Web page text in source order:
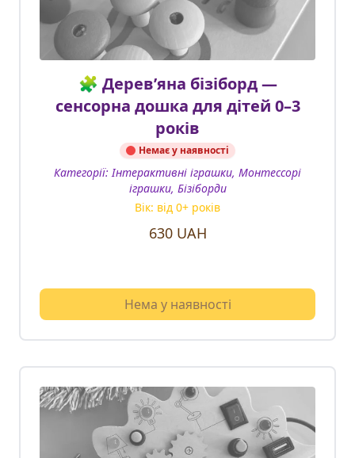
🧩 Дерев’яна бізіборд —
сенсорна дошка для дітей 0–3
років
Немає у наявності
Категорії:Інтерактивні іграшки, Монтессорі
іграшки, Бізіборди
Вік: від 0+ років
630UAH
Нема у наявності